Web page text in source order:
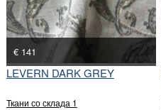
€ 141
LEVERN DARK GREY
Ткани со склада 1